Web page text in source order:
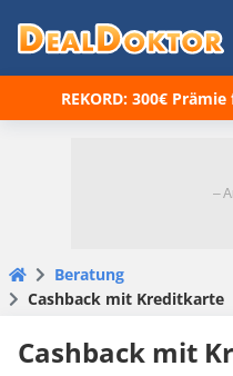
REKORD: 300€
Beratung
Cashback mit Kreditkarte
Cashback mit